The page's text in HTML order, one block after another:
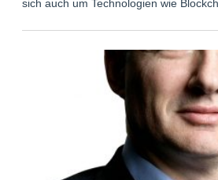
sich auch um Technologien wie